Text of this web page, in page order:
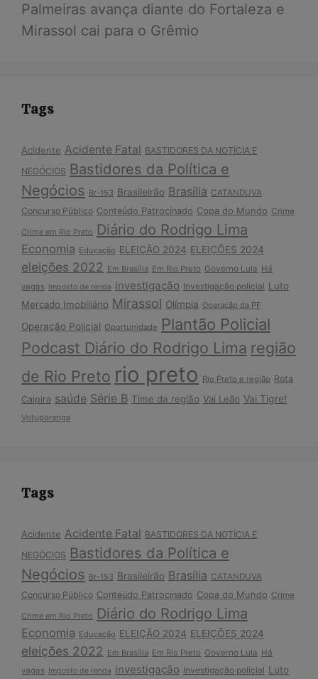
Palmeiras avança diante do Fortaleza e
Mirassol cai para o Grêmio
Tags
Acidente Acidente Fatal BASTIDORES DA NOTÍCIA E
NEGÓCIOS Bastidores da Política e
Negócios Br-153 Brasileirão Brasília CATANDUVA
Concurso Público Conteúdo Patrocinado Copa do Mundo Crime
Crime em Rio Preto Diário do Rodrigo Lima
Economia Educação ELEIÇÃO 2024 ELEIÇÕES 2024
eleições 2022 Em Brasília Em Rio Preto Governo Lula Há
vagas
Imposto de renda investigação Investigação policial Luto
Mercado Imobiliário Mirassol Olímpia Operação da PF
Operação Policial Oportunidade Plantão Policial
Podcast Diário do Rodrigo Lima região
de Rio Preto rio preto Rio Preto e região Rota
Caipira saúde Série B Time da região Vai Leão Vai Tigre!
Votuporanga
Tags
Acidente Acidente Fatal BASTIDORES DA NOTÍCIA E
NEGÓCIOS Bastidores da Política e
Negócios Br-153 Brasileirão Brasília CATANDUVA
Concurso Público Conteúdo Patrocinado Copa do Mundo Crime
Crime em Rio Preto Diário do Rodrigo Lima
Economia Educação ELEIÇÃO 2024 ELEIÇÕES 2024
eleições 2022 Em Brasília Em Rio Preto Governo Lula Há
vagas
Imposto de renda investigação Investigação policial Luto